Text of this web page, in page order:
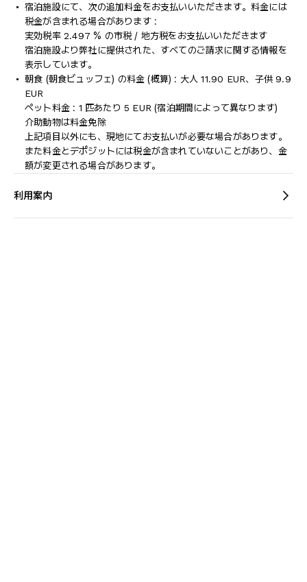
宿泊施設にて、次の追加料金をお支払いいただきます。料金には
税金が含まれる場合があります :
実効税率 2.497 % の市税 / 地方税をお支払いいただきます
宿泊施設より弊社に提供された、すべてのご請求に関する情報を
表示しています。
朝食 (朝食ビュッフェ) の料金 (概算) : 大人 11.90 EUR、子供 9.9
EUR
ペット料金 : 1 匹あたり 5 EUR (宿泊期間によって異なります)
介助動物は料金免除
上記項目以外にも、現地にてお支払いが必要な場合があります。
また料金とデポジットには税金が含まれていないことがあり、金
額が変更される場合があります。
利用案内